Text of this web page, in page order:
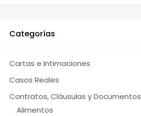
Categorías
Cartas e Intimaciones
Casos Reales
Contratos, Cláusulas y Documentos
Alimentos